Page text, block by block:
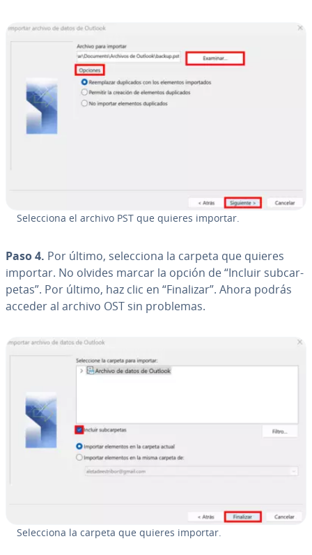
Se­le­c­cio­na el archivo PST que quieres importar.
Paso 4. Por último, se­le­c­cio­na la carpeta que quieres
importar. No olvides marcar la opción de “Incluir su­b­ca­r­
pe­tas”. Por último, haz clic en “Finalizar”. Ahora podrás
acceder al archivo OST sin problemas.
Se­le­c­cio­na la carpeta que quieres importar.